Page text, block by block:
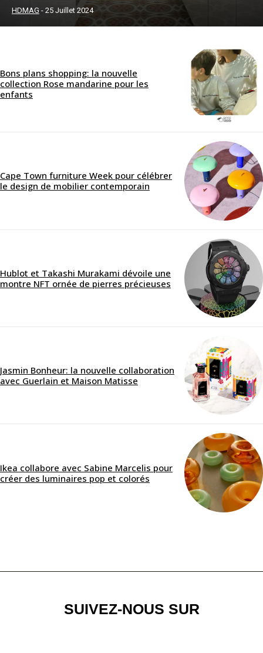
HDMAG - 25 Juillet 2024
Bons plans shopping: la nouvelle
collection Rose mandarine pour les
enfants
Cape Town furniture Week pour célébrer
le design de mobilier contemporain
Hublot et Takashi Murakami dévoile une
montre NFT ornée de pierres précieuses
Jasmin Bonheur: la nouvelle collaboration
avec Guerlain et Maison Matisse
Ikea collabore avec Sabine Marcelis pour
créer des luminaires pop et colorés
SUIVEZ-NOUS SUR